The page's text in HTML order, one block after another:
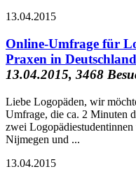
13.04.2015
Online-Umfrage für
Praxen in Deutschland
13.04.2015, 3468
Liebe Logopäden, wir
Umfrage, die ca. 2 Minuten
zwei
Nijmegen und ...
13.04.2015